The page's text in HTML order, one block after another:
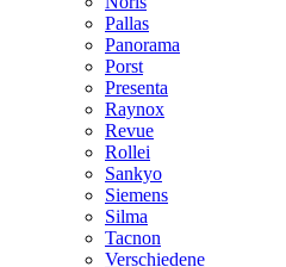
Pallas
Panorama
Porst
Presenta
Raynox
Revue
Rollei
Sankyo
Siemens
Silma
Tacnon
Verschiedene